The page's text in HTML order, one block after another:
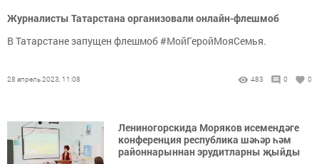
Журналисты Татарстана организовали онлайн-флешмоб
В Татарстане запущен флешмоб #МойГеройМояСемья.
28 апрель 2023, 11:08 483 0 0
Лениногорскида Моряков исемендәге
конференция республика шәһәр һәм
районнарыннан эрудитларны җыйды